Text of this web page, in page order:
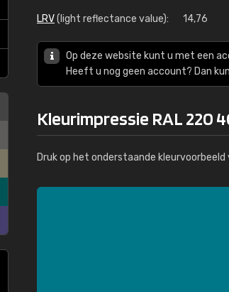
LRV(light reflectance value): 14,76
Op deze website kunt u met een
Heeft u nog geen account? Dan
Kleurimpressie RAL 220
Druk op het onderstaande